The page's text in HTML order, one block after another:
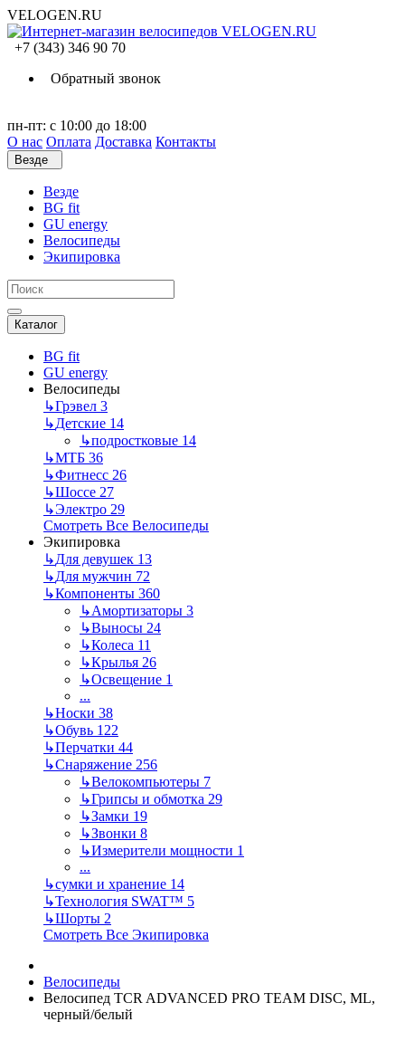
VELOGEN.RU
+7 (343) 346 90 70
Обратный звонок
пн-пт: с 10:00 до 18:00
О нас Оплата Доставка Контакты
Везде
Везде
BG fit
GU energy
Велосипеды
Экипировка
Каталог
BG fit
GU energy
Велосипеды
↳Грэвел 3
↳Детские 14
↳подростковые 14
↳МТБ 36
↳Фитнесс 26
↳Шоссе 27
↳Электро 29
Смотреть Все Велосипеды
Экипировка
↳Для девушек 13
↳Для мужчин 72
↳Компоненты 360
↳Амортизаторы 3
↳Выносы 24
↳Колеса 11
↳Крылья 26
↳Освещение 1
...
↳Носки 38
↳Обувь 122
↳Перчатки 44
↳Снаряжение 256
↳Велокомпьютеры 7
↳Грипсы и обмотка 29
↳Замки 19
↳Звонки 8
↳Измерители мощности 1
...
↳сумки и хранение 14
↳Технология SWAT™ 5
↳Шорты 2
Смотреть Все Экипировка
Велосипеды
Велосипед TCR ADVANCED PRO TEAM DISC, ML,
черный/белый